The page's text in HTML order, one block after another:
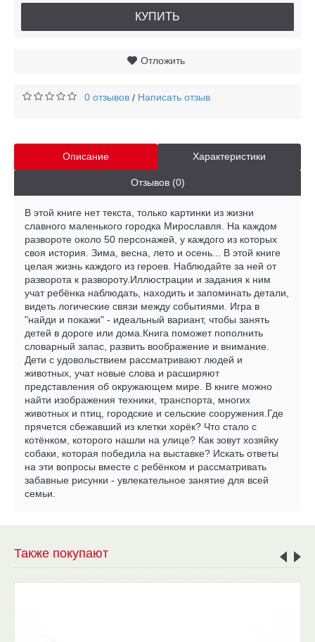
КУПИТЬ
Отложить
0 отзывов / Написать отзыв
Описание Характеристики
Отзывов (0)
В этой книге нет текста, только картинки из жизни
славного маленького городка Мирославля. На каждом
развороте около 50 персонажей, у каждого из которых
своя история. Зима, весна, лето и осень... В этой книге
целая жизнь каждого из героев. Наблюдайте за ней от
разворота к развороту.Иллюстрации и задания к ним
учат ребёнка наблюдать, находить и запоминать детали,
видеть логические связи между событиями. Игра в
"найди и покажи" - идеальный вариант, чтобы занять
детей в дороге или дома.Книга поможет пополнить
словарный запас, развить воображение и внимание.
Дети с удовольствием рассматривают людей и
животных, учат новые слова и расширяют
представления об окружающем мире. В книге можно
найти изображения техники, транспорта, многих
животных и птиц, городские и сельские сооружения.Где
прячется сбежавший из клетки хорёк? Что стало с
котёнком, которого нашли на улице? Как зовут хозяйку
собаки, которая победила на выставке? Искать ответы
на эти вопросы вместе с ребёнком и рассматривать
забавные рисунки - увлекательное занятие для всей
семьи.
Также покупают